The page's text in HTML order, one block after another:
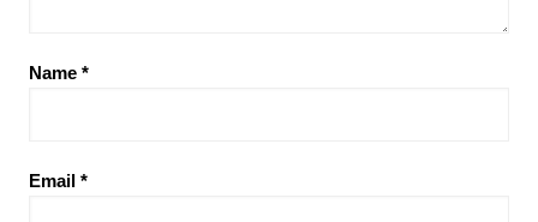
Name *
Email *